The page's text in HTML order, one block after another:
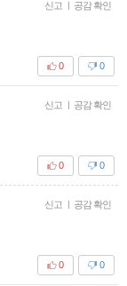
신고 | 공감 확인
0
0
신고 | 공감 확인
0
0
신고 | 공감 확인
0
0